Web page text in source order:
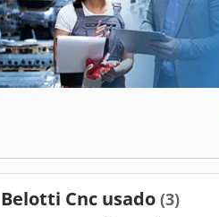
Belotti Cnc usado (3)